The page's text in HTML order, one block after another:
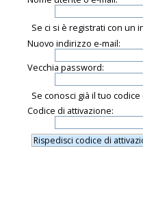
Se ci si è registrati con un
Nuovo indirizzo e-mail:
Vecchia password:
Se conosci già il tuo
Codice di attivazione: